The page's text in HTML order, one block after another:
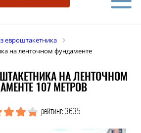
евроштакетника
на ленточном фундаменте
НА ЛЕНТОЧНОМ
107 МЕТРОВ
рейтинг: 3635